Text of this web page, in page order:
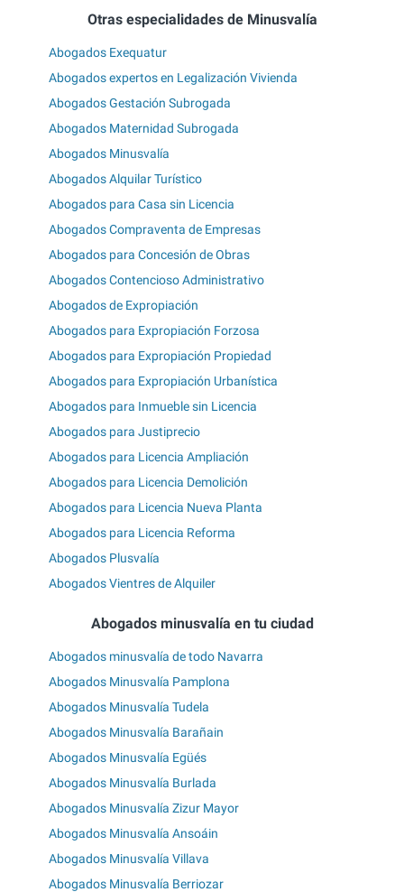
Otras especialidades de Minusvalía
Abogados Exequatur
Abogados expertos en Legalización Vivienda
Abogados Gestación Subrogada
Abogados Maternidad Subrogada
Abogados Minusvalía
Abogados Alquilar Turístico
Abogados para Casa sin Licencia
Abogados Compraventa de Empresas
Abogados para Concesión de Obras
Abogados Contencioso Administrativo
Abogados de Expropiación
Abogados para Expropiación Forzosa
Abogados para Expropiación Propiedad
Abogados para Expropiación Urbanística
Abogados para Inmueble sin Licencia
Abogados para Justiprecio
Abogados para Licencia Ampliación
Abogados para Licencia Demolición
Abogados para Licencia Nueva Planta
Abogados para Licencia Reforma
Abogados Plusvalía
Abogados Vientres de Alquiler
Abogados minusvalía en tu ciudad
Abogados minusvalía de todo Navarra
Abogados Minusvalía Pamplona
Abogados Minusvalía Tudela
Abogados Minusvalía Barañain
Abogados Minusvalía Egüés
Abogados Minusvalía Burlada
Abogados Minusvalía Zizur Mayor
Abogados Minusvalía Ansoáin
Abogados Minusvalía Villava
Abogados Minusvalía Berriozar